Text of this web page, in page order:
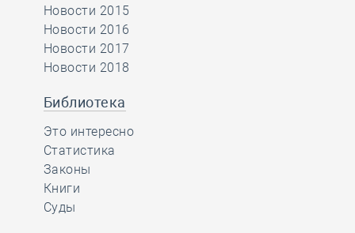
Новости 2015
Новости 2016
Новости 2017
Новости 2018
Библиотека
Это интересно
Статистика
Законы
Книги
Суды